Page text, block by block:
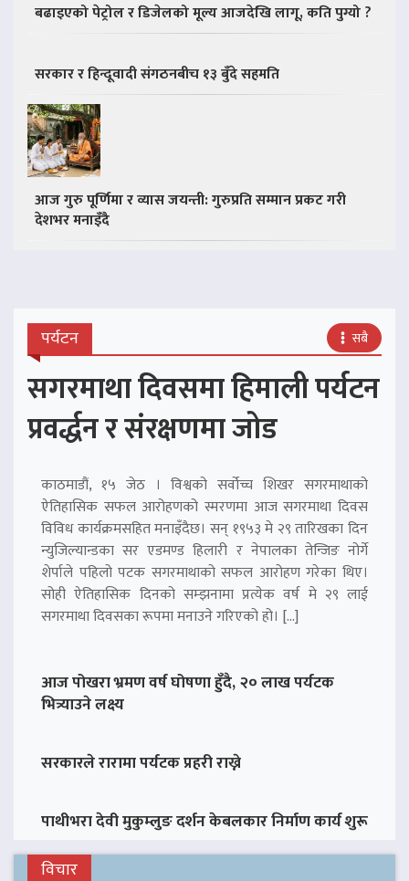
बढाइएको पेट्रोल र डिजेलको मूल्य आजदेखि लागू, कति पुग्यो ?
सरकार र हिन्दूवादी संगठनबीच १३ बुँदे सहमति
आज गुरु पूर्णिमा र व्यास जयन्ती: गुरुप्रति सम्मान प्रकट गरी
देशभर मनाइँदै
पर्यटन सबै
सगरमाथा दिवसमा हिमाली पर्यटन
प्रवर्द्धन र संरक्षणमा जोड
काठमाडौं, १५ जेठ । विश्वको सर्वोच्च शिखर सगरमाथाको
ऐतिहासिक सफल आरोहणको स्मरणमा आज सगरमाथा दिवस
विविध कार्यक्रमसहित मनाइँदैछ। सन् १९५३ मे २९ तारिखका दिन
न्युजिल्यान्डका सर एडमण्ड हिलारी र नेपालका तेन्जिङ नोर्गे
शेर्पाले पहिलो पटक सगरमाथाको सफल आरोहण गरेका थिए।
सोही ऐतिहासिक दिनको सम्झनामा प्रत्येक वर्ष मे २९ लाई
सगरमाथा दिवसका रूपमा मनाउने गरिएको हो। […]
आज पोखरा भ्रमण वर्ष घोषणा हुँदै, २० लाख पर्यटक
भित्र्याउने लक्ष्य
सरकारले रारामा पर्यटक प्रहरी राख्ने
पाथीभरा देवी मुकुम्लुङ दर्शन केबलकार निर्माण कार्य शुरू
विचार